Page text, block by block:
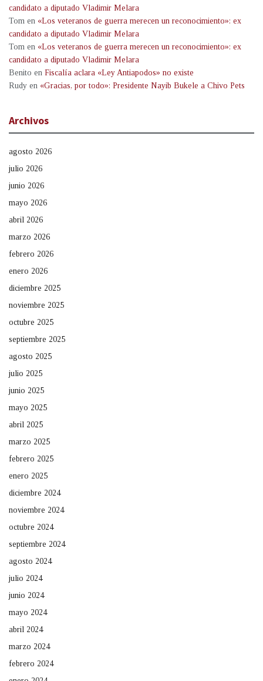
candidato a diputado Vladimir Melara
Tom en «Los veteranos de guerra merecen un reconocimiento»: ex
candidato a diputado Vladimir Melara
Tom en «Los veteranos de guerra merecen un reconocimiento»: ex
candidato a diputado Vladimir Melara
Benito en Fiscalía aclara «Ley Antiapodos» no existe
Rudy en «Gracias, por todo»: Presidente Nayib Bukele a Chivo Pets
Archivos
agosto 2026
julio 2026
junio 2026
mayo 2026
abril 2026
marzo 2026
febrero 2026
enero 2026
diciembre 2025
noviembre 2025
octubre 2025
septiembre 2025
agosto 2025
julio 2025
junio 2025
mayo 2025
abril 2025
marzo 2025
febrero 2025
enero 2025
diciembre 2024
noviembre 2024
octubre 2024
septiembre 2024
agosto 2024
julio 2024
junio 2024
mayo 2024
abril 2024
marzo 2024
febrero 2024